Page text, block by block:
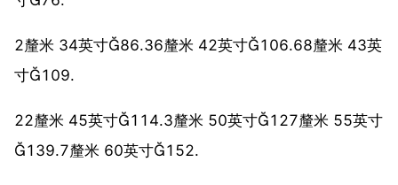
2釐米 34英寸86.36釐米 42英寸106.68釐米 43英
寸109.
22釐米 45英寸114.3釐米 50英寸127釐米 55英寸
139.7釐米 60英寸152.